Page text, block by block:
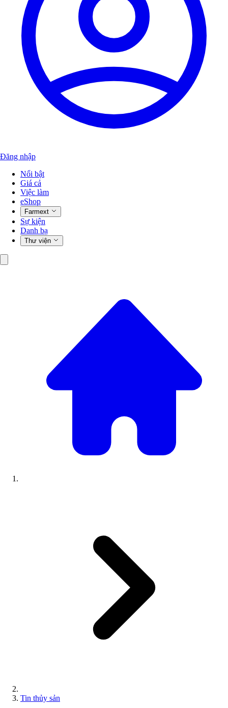
Đăng nhập
Nổi bật
Giá cả
Việc làm
eShop
Farmext
Sự kiện
Danh bạ
Thư viện
Tin thủy sản